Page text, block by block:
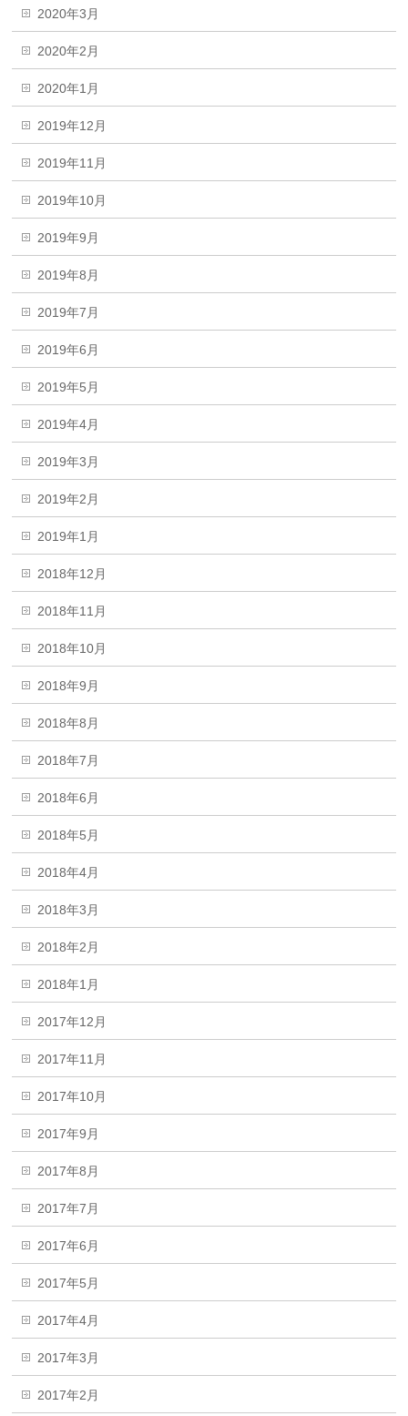
2020年3月
2020年2月
2020年1月
2019年12月
2019年11月
2019年10月
2019年9月
2019年8月
2019年7月
2019年6月
2019年5月
2019年4月
2019年3月
2019年2月
2019年1月
2018年12月
2018年11月
2018年10月
2018年9月
2018年8月
2018年7月
2018年6月
2018年5月
2018年4月
2018年3月
2018年2月
2018年1月
2017年12月
2017年11月
2017年10月
2017年9月
2017年8月
2017年7月
2017年6月
2017年5月
2017年4月
2017年3月
2017年2月